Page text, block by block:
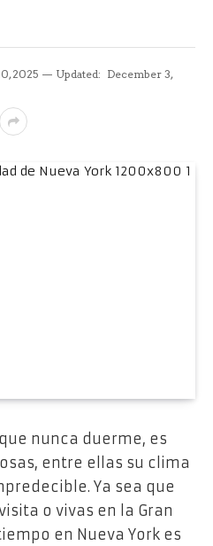
2025 Updated: December 3,
nunca duerme, es
entre ellas su clima
Ya sea que
o vivas en la Gran
en Nueva York es